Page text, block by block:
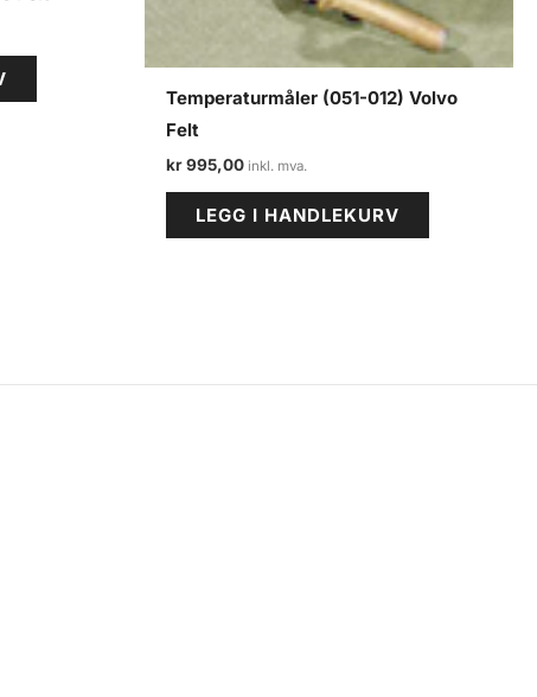
Temperaturmåler (051-012) Volvo
Felt
kr995,00
LEGG I HANDLEKURV